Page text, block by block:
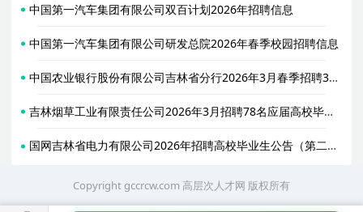
中国第一汽车集团有限公司双百计划2026年招聘信息
中国第一汽车集团有限公司研发总院2026年春季校园招聘信息
中国农业银行股份有限公司吉林省分行2026年3月春季招聘33名工作人员公告
吉林烟草工业有限责任公司2026年3月招聘78名应届高校毕业生公告
国网吉林省电力有限公司2026年招聘高校毕业生公告（第二批）
Copyright gccrcw.com 高层次人才网 版权所有